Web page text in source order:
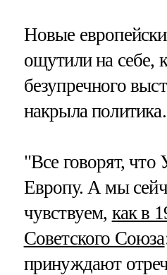
Новые
ощутили на себе,
безупречного
накрыла политика.
"Все говорят, что
Европу. А мы
чувствуем, как в
Советского Союза
принуждают